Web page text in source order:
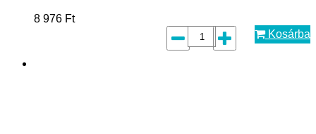
8 976 Ft
Kosárba